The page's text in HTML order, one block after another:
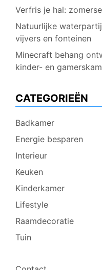
Verfris je hal:
Natuurlijke
vijvers en fonteinen
Minecraft behang
kinder- en
CATEGORIEËN
Badkamer
Energie besparen
Interieur
Keuken
Kinderkamer
Lifestyle
Raamdecoratie
Tuin